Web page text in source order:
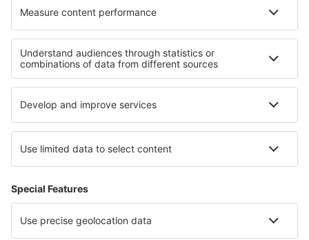
Mijn boekingen
Privacykennisgeving
Ondersteuning en contact
Privacy
Landen
Internationale sites